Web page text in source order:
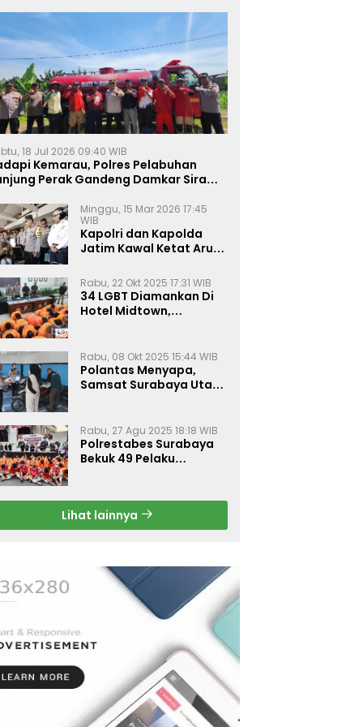
18 Jul 2026 09:40 WIB
Kemarau, Polres Pelabuhan
Perak Gandeng Damkar Siram
Minggu, 15 Mar 2026 17:45
WIB
Kapolri dan Kapolda
Jatim Kawal Ketat Arus
Rabu, 22 Okt 2025 17:31 WIB
34 LGBT Diamankan Di
Hotel Midtown,
Rabu, 08 Okt 2025 15:44 WIB
Polantas Menyapa,
Samsat Surabaya Utara
Rabu, 27 Agu 2025 18:18 WIB
Polrestabes Surabaya
Bekuk 49 Pelaku
Gratis
Lihat lainnya